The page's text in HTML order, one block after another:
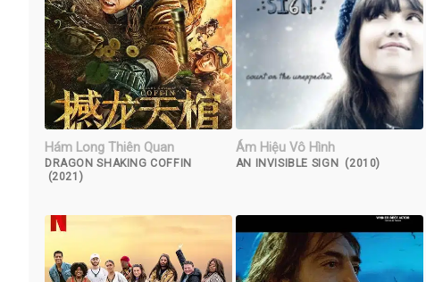
Hám Long Thiên Quan
DRAGON SHAKING COFFIN
(2021)
Ám Hiệu Vô Hình
AN INVISIBLE SIGN (2010)